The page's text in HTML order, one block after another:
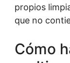
propios
que no
Cómo